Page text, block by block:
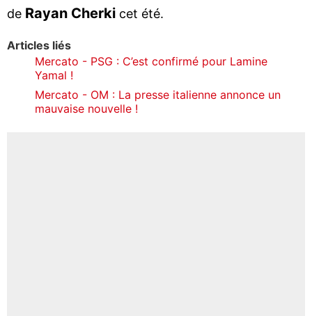
de Rayan Cherki cet été.
Articles liés
Mercato - PSG : C’est confirmé pour Lamine
Yamal !
Mercato - OM : La presse italienne annonce un
mauvaise nouvelle !